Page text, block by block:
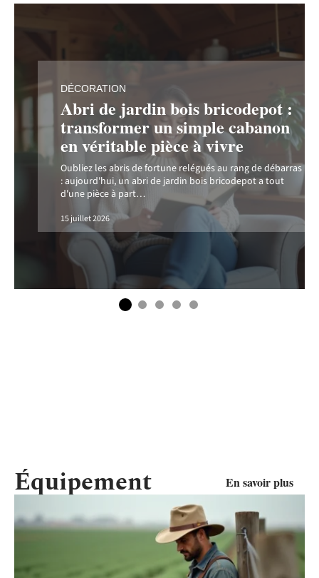
DÉCORATION
Abri de jardin bois bricodepot :
transformer un simple cabanon
en véritable pièce à vivre
Oubliez les abris de fortune relégués au rang de débarras
: aujourd'hui, un abri de jardin bois bricodepot a tout
d'une pièce à part…
15 juillet 2026
Équipement En savoir plus